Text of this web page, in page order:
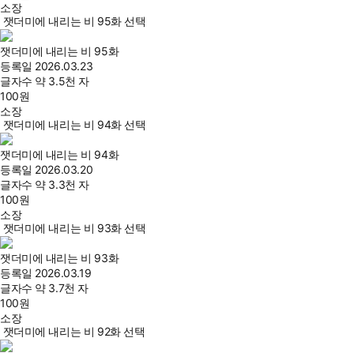
소장
잿더미에 내리는 비 95화 선택
잿더미에 내리는 비 95화
등록일 2026.03.23
글자수 약 3.5천 자
100원
소장
잿더미에 내리는 비 94화 선택
잿더미에 내리는 비 94화
등록일 2026.03.20
글자수 약 3.3천 자
100원
소장
잿더미에 내리는 비 93화 선택
잿더미에 내리는 비 93화
등록일 2026.03.19
글자수 약 3.7천 자
100원
소장
잿더미에 내리는 비 92화 선택